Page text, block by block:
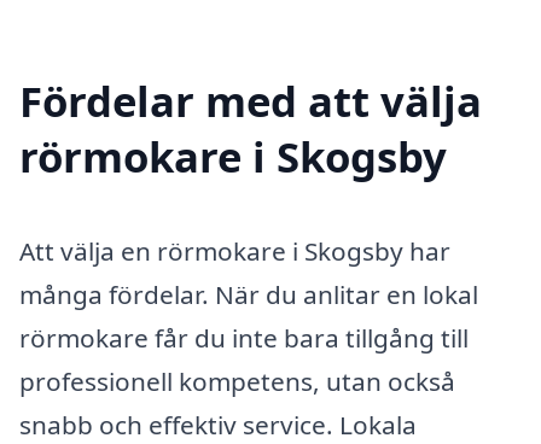
Fördelar med att välja
rörmokare i Skogsby
Att välja en rörmokare i Skogsby har
många fördelar. När du anlitar en lokal
rörmokare får du inte bara tillgång till
professionell kompetens, utan också
snabb och effektiv service. Lokala